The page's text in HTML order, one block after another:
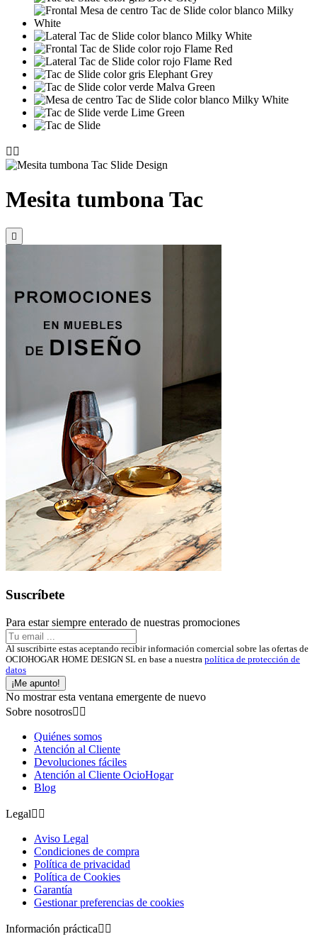
 
Mesita tumbona Tac

Suscríbete
Para estar siempre enterado de nuestras promociones
Al suscribirte estas aceptando recibir información comercial sobre las ofertas de
OCIOHOGAR HOME DESIGN SL en base a nuestra política de protección de
datos
¡Me apunto!
No mostrar esta ventana emergente de nuevo
Sobre nosotros 
Quiénes somos
Atención al Cliente
Devoluciones fáciles
Atención al Cliente OcioHogar
Blog
Legal 
Aviso Legal
Condiciones de compra
Política de privacidad
Política de Cookies
Garantía
Gestionar preferencias de cookies
Información práctica 